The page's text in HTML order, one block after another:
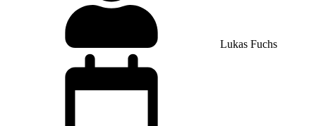
Lukas Fuchs